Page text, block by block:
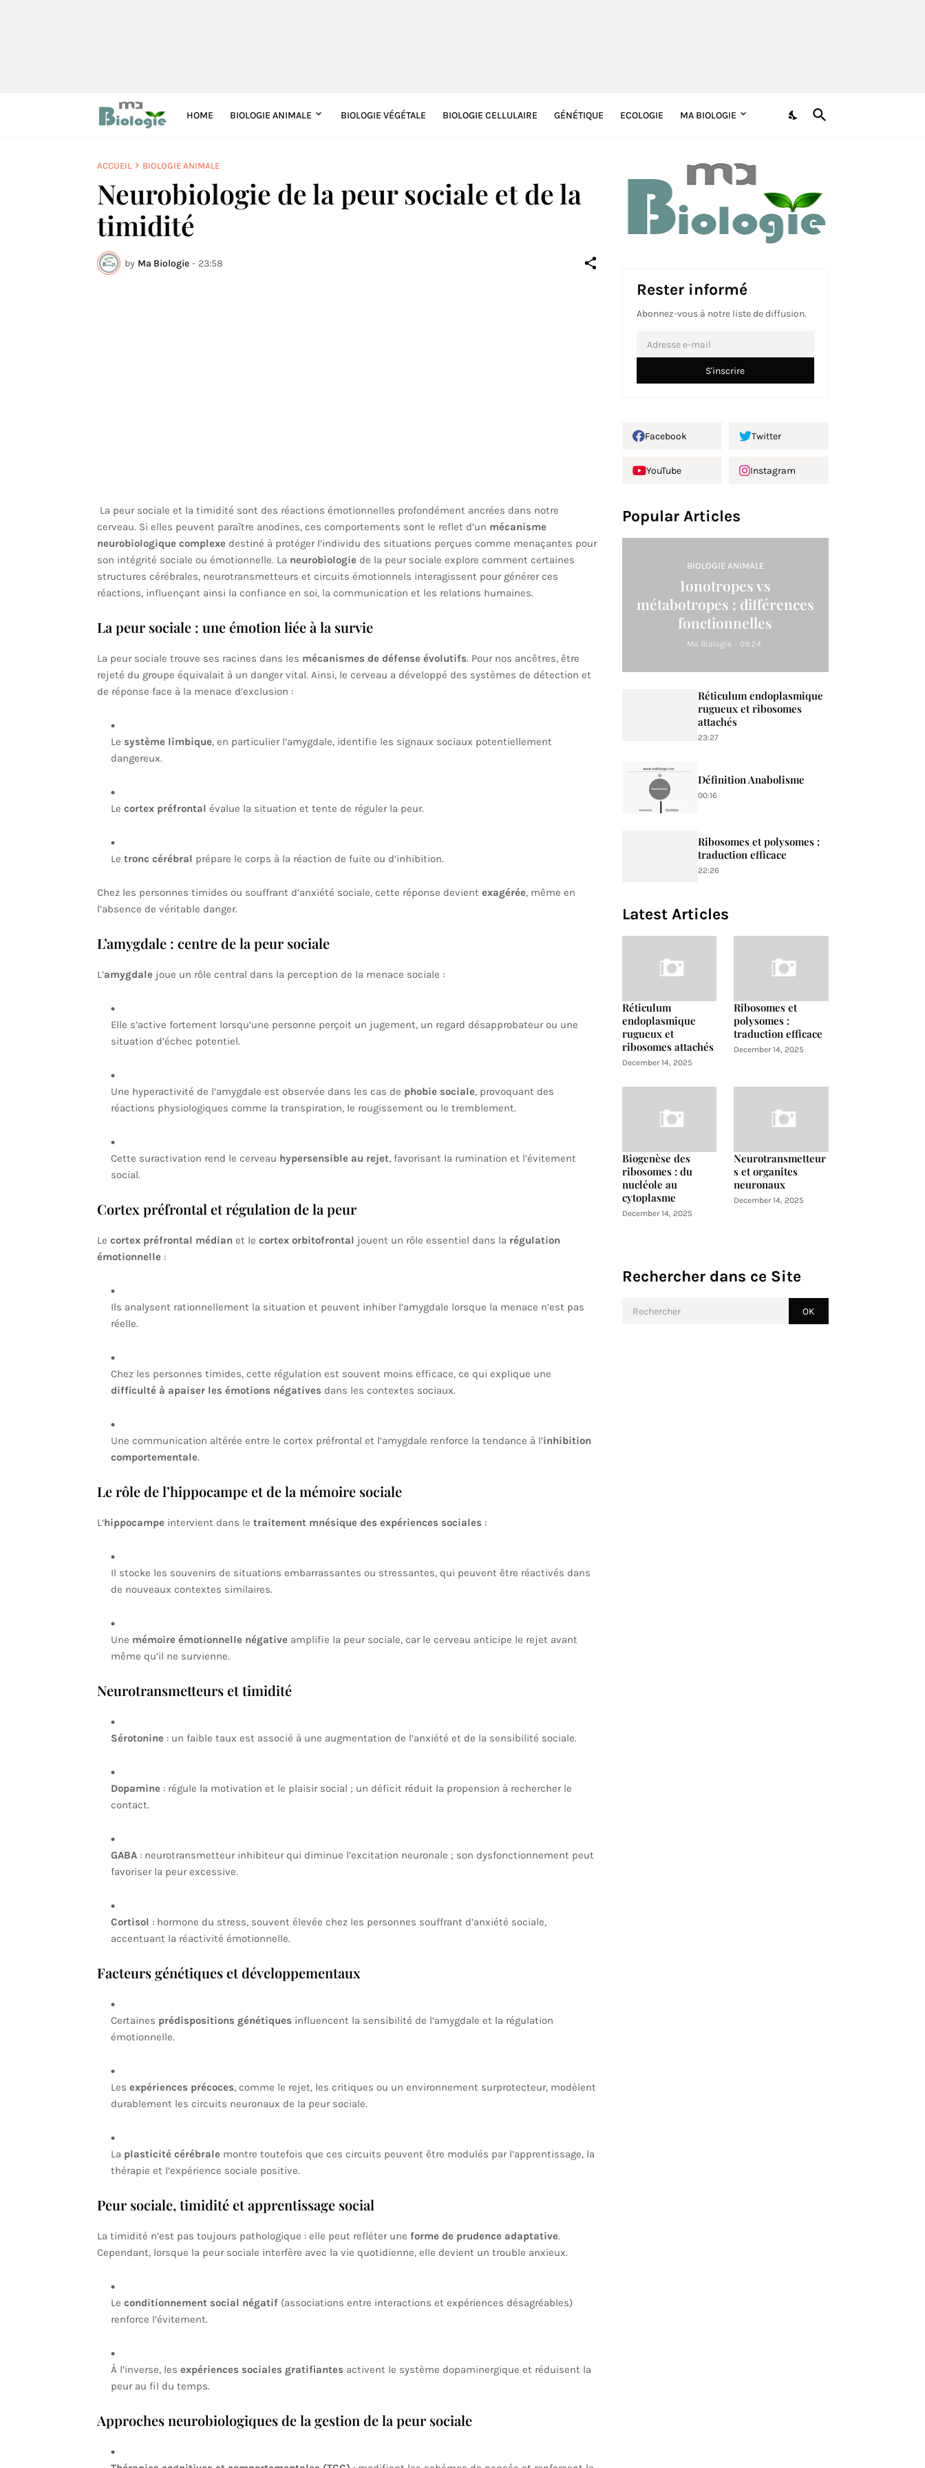
HOME BIOLOGIE ANIMALE BIOLOGIE VÉGÉTALE BIOLOGIE CELLULAIRE GÉNÉTIQUE ECOLOGIE MA BIOLOGIE
ACCUEIL BIOLOGIE ANIMALE
Neurobiologie de la peur sociale et de la
timidité
by Ma Biologie - 23:58
La peur sociale et la timidité sont des réactions émotionnelles profondément ancrées dans notre
cerveau. Si elles peuvent paraître anodines, ces comportements sont le reflet d’un mécanisme
neurobiologique complexedestiné à protéger l’individu des situations perçues comme menaçantes pour
son intégrité sociale ou émotionnelle. La neurobiologiede la peur sociale explore comment certaines
structures cérébrales, neurotransmetteurs et circuits émotionnels interagissent pour générer ces
réactions, influençant ainsi la confiance en soi, la communication et les relations humaines.
La peur sociale : une émotion liée à la survie
La peur sociale trouve ses racines dans les mécanismes de défense évolutifs. Pour nos ancêtres, être
rejeté du groupe équivalait à un danger vital. Ainsi, le cerveau a développé des systèmes de détection et
de réponse face à la menace d’exclusion :
Le système limbique, en particulier l’amygdale, identifie les signaux sociaux potentiellement
dangereux.
Le cortex préfrontal évalue la situation et tente de réguler la peur.
Le tronc cérébral prépare le corps à la réaction de fuite ou d’inhibition.
Chez les personnes timides ou souffrant d’anxiété sociale, cette réponse devient exagérée, même en
l’absence de véritable danger.
L’amygdale : centre de la peur sociale
L’amygdalejoue un rôle central dans la perception de la menace sociale :
Elle s’active fortement lorsqu’une personne perçoit un jugement, un regard désapprobateur ou une
situation d’échec potentiel.
Une hyperactivité de l’amygdale est observée dans les cas de phobie sociale, provoquant des
réactions physiologiques comme la transpiration, le rougissement ou le tremblement.
Cette suractivation rend le cerveau hypersensible au rejet, favorisant la rumination et l’évitement
social.
Cortex préfrontal et régulation de la peur
Le cortex préfrontal médianet le cortex orbitofrontal jouent un rôle essentiel dans la régulation
émotionnelle:
Ils analysent rationnellement la situation et peuvent inhiber l’amygdale lorsque la menace n’est pas
réelle.
Chez les personnes timides, cette régulation est souvent moins efficace, ce qui explique une
difficulté à apaiser les émotions négatives dans les contextes sociaux.
Une communication altérée entre le cortex préfrontal et l’amygdale renforce la tendance à l’inhibition
comportementale.
Le rôle de l’hippocampe et de la mémoire sociale
L’hippocampeintervient dans le traitement mnésique des expériences sociales :
Il stocke les souvenirs de situations embarrassantes ou stressantes, qui peuvent être réactivés dans
de nouveaux contextes similaires.
Une mémoire émotionnelle négativeamplifie la peur sociale, car le cerveau anticipe le rejet avant
même qu’il ne survienne.
Neurotransmetteurs et timidité
Sérotonine: un faible taux est associé à une augmentation de l’anxiété et de la sensibilité sociale.
Dopamine: régule la motivation et le plaisir social ; un déficit réduit la propension à rechercher le
contact.
GABA: neurotransmetteur inhibiteur qui diminue l’excitation neuronale ; son dysfonctionnement peut
favoriser la peur excessive.
Cortisol : hormone du stress, souvent élevée chez les personnes souffrant d’anxiété sociale,
accentuant la réactivité émotionnelle.
Facteurs génétiques et développementaux
Certaines prédispositions génétiques influencent la sensibilité de l’amygdale et la régulation
émotionnelle.
Les expériences précoces, comme le rejet, les critiques ou un environnement surprotecteur, modèlent
durablement les circuits neuronaux de la peur sociale.
La plasticité cérébralemontre toutefois que ces circuits peuvent être modulés par l’apprentissage, la
thérapie et l’expérience sociale positive.
Peur sociale, timidité et apprentissage social
La timidité n’est pas toujours pathologique : elle peut refléter une forme de prudence adaptative.
Cependant, lorsque la peur sociale interfère avec la vie quotidienne, elle devient un trouble anxieux.
Le conditionnement social négatif(associations entre interactions et expériences désagréables)
renforce l’évitement.
À l’inverse, les expériences sociales gratifiantes activent le système dopaminergique et réduisent la
peur au fil du temps.
Approches neurobiologiques de la gestion de la peur sociale
Rester informé
Abonnez-vous à notre liste de diffusion.
Facebook Twitter
YouTube Instagram
Popular Articles
BIOLOGIE ANIMALE
Ionotropes vs
métabotropes : différences
fonctionnelles
Ma Biologie - 09:24
Réticulum endoplasmique
rugueux et ribosomes
attachés
23:27
Définition Anabolisme
00:16
Ribosomes et polysomes :
traduction efficace
22:26
Latest Articles
Réticulum
endoplasmique
rugueux et
ribosomes attachés
December 14, 2025
Ribosomes et
polysomes :
traduction efficace
December 14, 2025
Biogenèse des
ribosomes : du
nucléole au
cytoplasme
December 14, 2025
Neurotransmetteur
s et organites
neuronaux
December 14, 2025
Rechercher dans ce Site